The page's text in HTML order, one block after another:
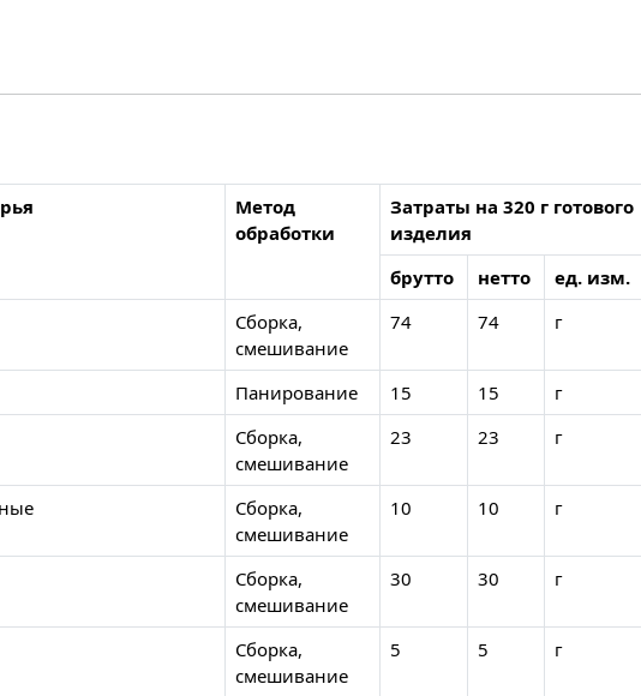
Метод
обработки
Затраты на 320 г готового
изделия
брутто
нетто
ед. изм.
Сборка,
смешивание
74 74 г
Панирование 15 15
г
Сборка,
смешивание
23 23 г
Сборка,
смешивание
10 10 г
Сборка,
смешивание
30 30 г
Сборка,
смешивание
5 5 г